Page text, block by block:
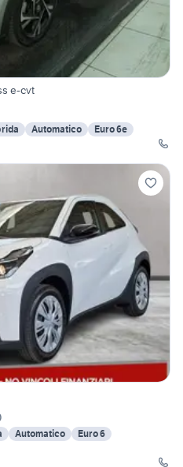
e-cvt
Automatico
Euro 6e
)
Automatico
Euro 6